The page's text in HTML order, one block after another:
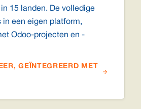
in 15 landen. De volledige
een eigen platform,
Odoo-projecten en -
GEÏNTEGREERD MET